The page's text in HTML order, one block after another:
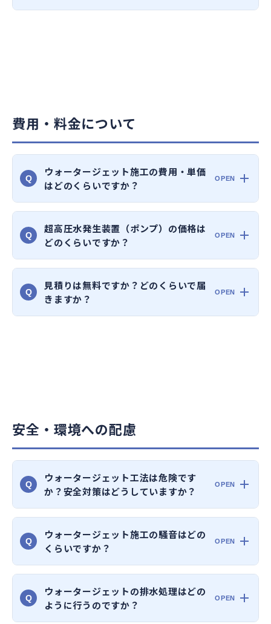
費用・料金について
Q
ウォータージェット施工の費用・単価
はどのくらいですか？
Q
超高圧水発生装置（ポンプ）の価格は
どのくらいですか？
Q
見積りは無料ですか？どのくらいで届
きますか？
安全・環境への配慮
Q
ウォータージェット工法は危険です
か？安全対策はどうしていますか？
Q
ウォータージェット施工の騒音はどの
くらいですか？
Q
ウォータージェットの排水処理はどの
ように行うのですか？